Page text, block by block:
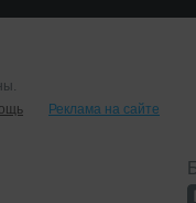
Реклама на сайте